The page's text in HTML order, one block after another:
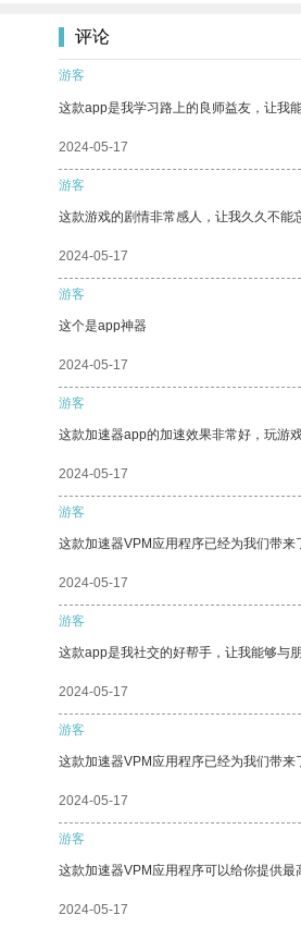
评论
游客
这款app是我学习路上的良师益友，让我
2024-05-17
游客
这款游戏的剧情非常感人，让我久久不能
2024-05-17
游客
这个是app神器
2024-05-17
游客
这款加速器app的加速效果非常好，玩游
2024-05-17
游客
这款加速器VPM应用程序已经为我们带来
2024-05-17
游客
这款app是我社交的好帮手，让我能够与
2024-05-17
游客
这款加速器VPM应用程序已经为我们带来
2024-05-17
游客
这款加速器VPM应用程序可以给你提供最
2024-05-17